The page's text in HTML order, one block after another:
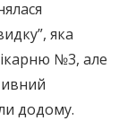
яка
№3, але
додому.